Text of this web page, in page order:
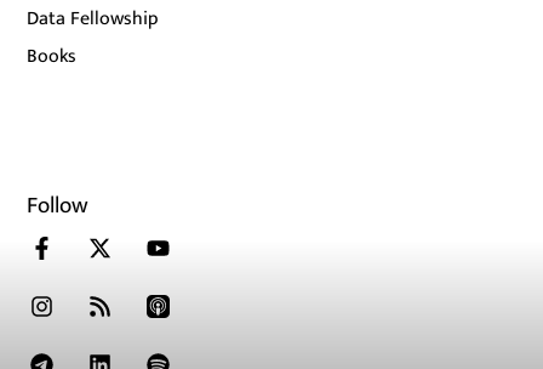
Data Fellowship
Books
Follow